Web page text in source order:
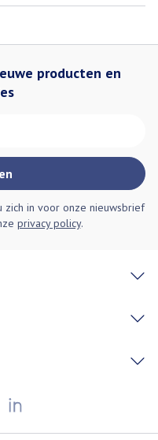
producten en
zich in voor onze nieuwsbrief
privacy policy.